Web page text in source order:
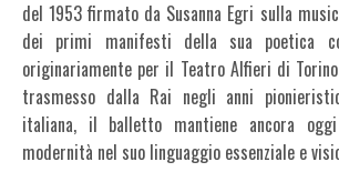
del 1953 firmato da Susanna Egri sulla
dei primi manifesti della sua poetica
originariamente per il Teatro Alfieri di
trasmesso dalla Rai negli anni
italiana, il balletto mantiene ancora
modernità nel suo linguaggio essenziale e